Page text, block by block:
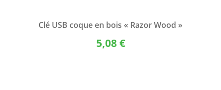
Clé USB coque en bois « Razor Wood »
5,08 €